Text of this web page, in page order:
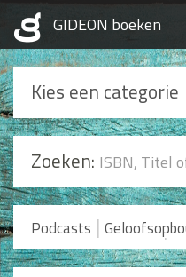
Kies een categorie
Podcasts
Geloofsopbouw
Praktisch Christen zijn
Levensverhalen
Zoeken:
Podcasts |
Romans en Verhalen|